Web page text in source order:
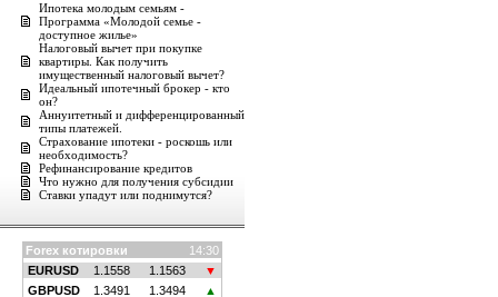
Ипотека молодым семьям -
Программа «Молодой семье -
доступное жилье»
Налоговый вычет при покупке
квартиры. Как получить
имущественный налоговый вычет?
Идеальный ипотечный брокер - кто
он?
Аннуитетный и дифференцированный
типы платежей.
Страхование ипотеки - роскошь или
необходимость?
Рефинансирование кредитов
Что нужно для получения субсидии
Ставки упадут или поднимутся?